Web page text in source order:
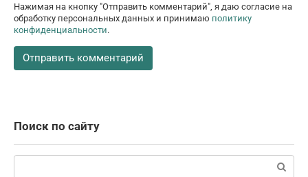
Нажимая на кнопку "Отправить комментарий", я даю согласие на
обработку персональных данных и принимаю политику
конфиденциальности.
Поиск по сайту
Поиск: